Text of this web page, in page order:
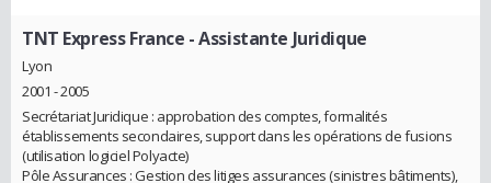
TNT Express France - Assistante Juridique
Lyon
2001 - 2005
Secrétariat Juridique : approbation des comptes, formalités
établissements secondaires, support dans les opérations de fusions
(utilisation logiciel Polyacte)
Pôle Assurances : Gestion des litiges assurances (sinistres bâtiments),